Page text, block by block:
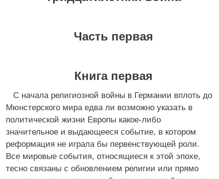
Часть первая
Книга первая
С начала религиозной войны в Германии вплоть до
Мюнстерского мира едва ли возможно указать в
политической жизни Европы какое-либо
значительное и выдающееся событие, в котором
реформация не играла бы первенствующей роли.
Все мировые события, относящиеся к этой эпохе,
тесно связаны с обновлением религии или прямо